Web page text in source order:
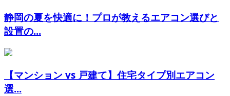
静岡の夏を快適に！プロが教えるエアコン選びと
設置の...
【マンション vs 戸建て】住宅タイプ別エアコン
選...